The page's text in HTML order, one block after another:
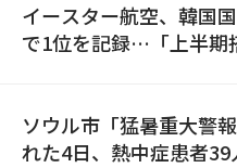
イースター航空、韓国
で1位を記録…「上半期
ソウル市「猛暑重大警
れた4日、熱中症患者39